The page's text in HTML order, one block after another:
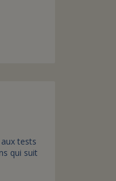
tests
qui suit